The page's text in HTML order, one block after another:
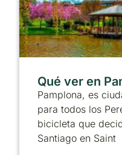
Qué ver en
Pamplona, es
para todos los
bicicleta que
Santiago en Saint